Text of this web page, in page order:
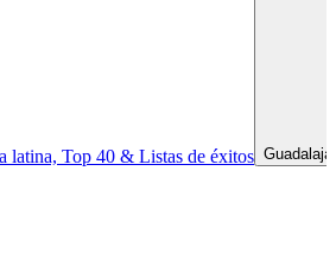
latina, Top 40 & Listas de éxitos